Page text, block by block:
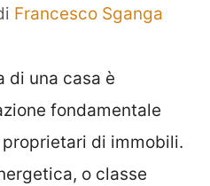
Francesco Sganga
di una casa è
fondamentale
di immobili.
o classe